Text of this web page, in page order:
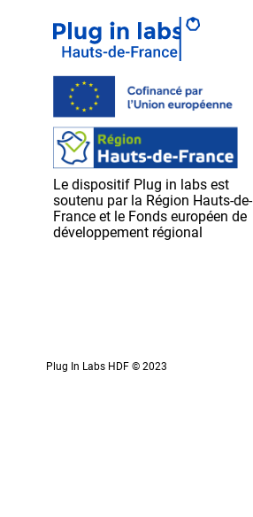
Le dispositif Plug in labs est
soutenu par la Région Hauts-de-
France et le Fonds européen de
développement régional
Plug In Labs HDF © 2023